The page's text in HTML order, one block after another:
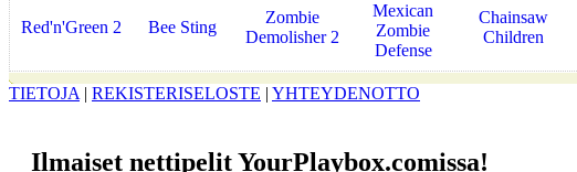
Red'n'Green 2 Bee Sting
Zombie
Demolisher 2
Mexican
Zombie
Defense
Chainsaw
Children
TIETOJA | REKISTERISELOSTE | YHTEYDENOTTO
Ilmaiset nettipelit YourPlaybox.comissa!